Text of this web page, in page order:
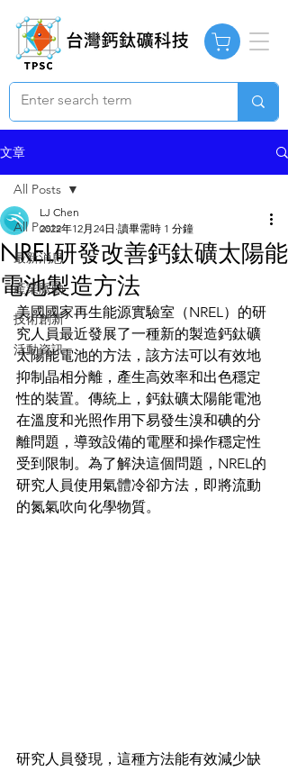
文章
All Posts
最新消息
產業脈動
技術創新
活動資訊
All Posts
NREL研發改善鈣鈦礦太陽能
電池製造方法
LJ Chen
2022年12月24日 讀畢需時 1 分鐘
美國國家再生能源實驗室（NREL）的研
究人員最近發展了一種新的製造鈣鈦礦
太陽能電池的方法，該方法可以有效地
抑制晶相分離，產生高效率和出色穩定
性的裝置。傳統上，鈣鈦礦太陽能電池
在溫度和光照作用下易發生溴和碘的分
離問題，導致設備的電壓和操作穩定性
受到限制。為了解決這個問題，NREL的
研究人員使用氣體冷卻方法，即將流動
的氮氣吹向化學物質。
研究人員發現，這種方法能有效減少缺